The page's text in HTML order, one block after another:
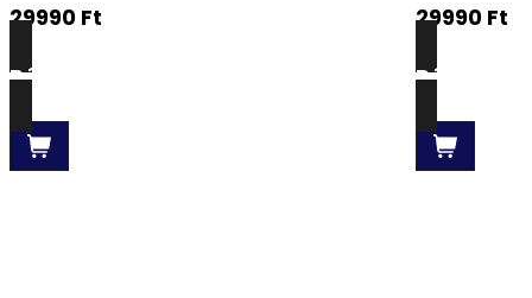
29990 Ft
Részletek
29990 Ft
Részletek